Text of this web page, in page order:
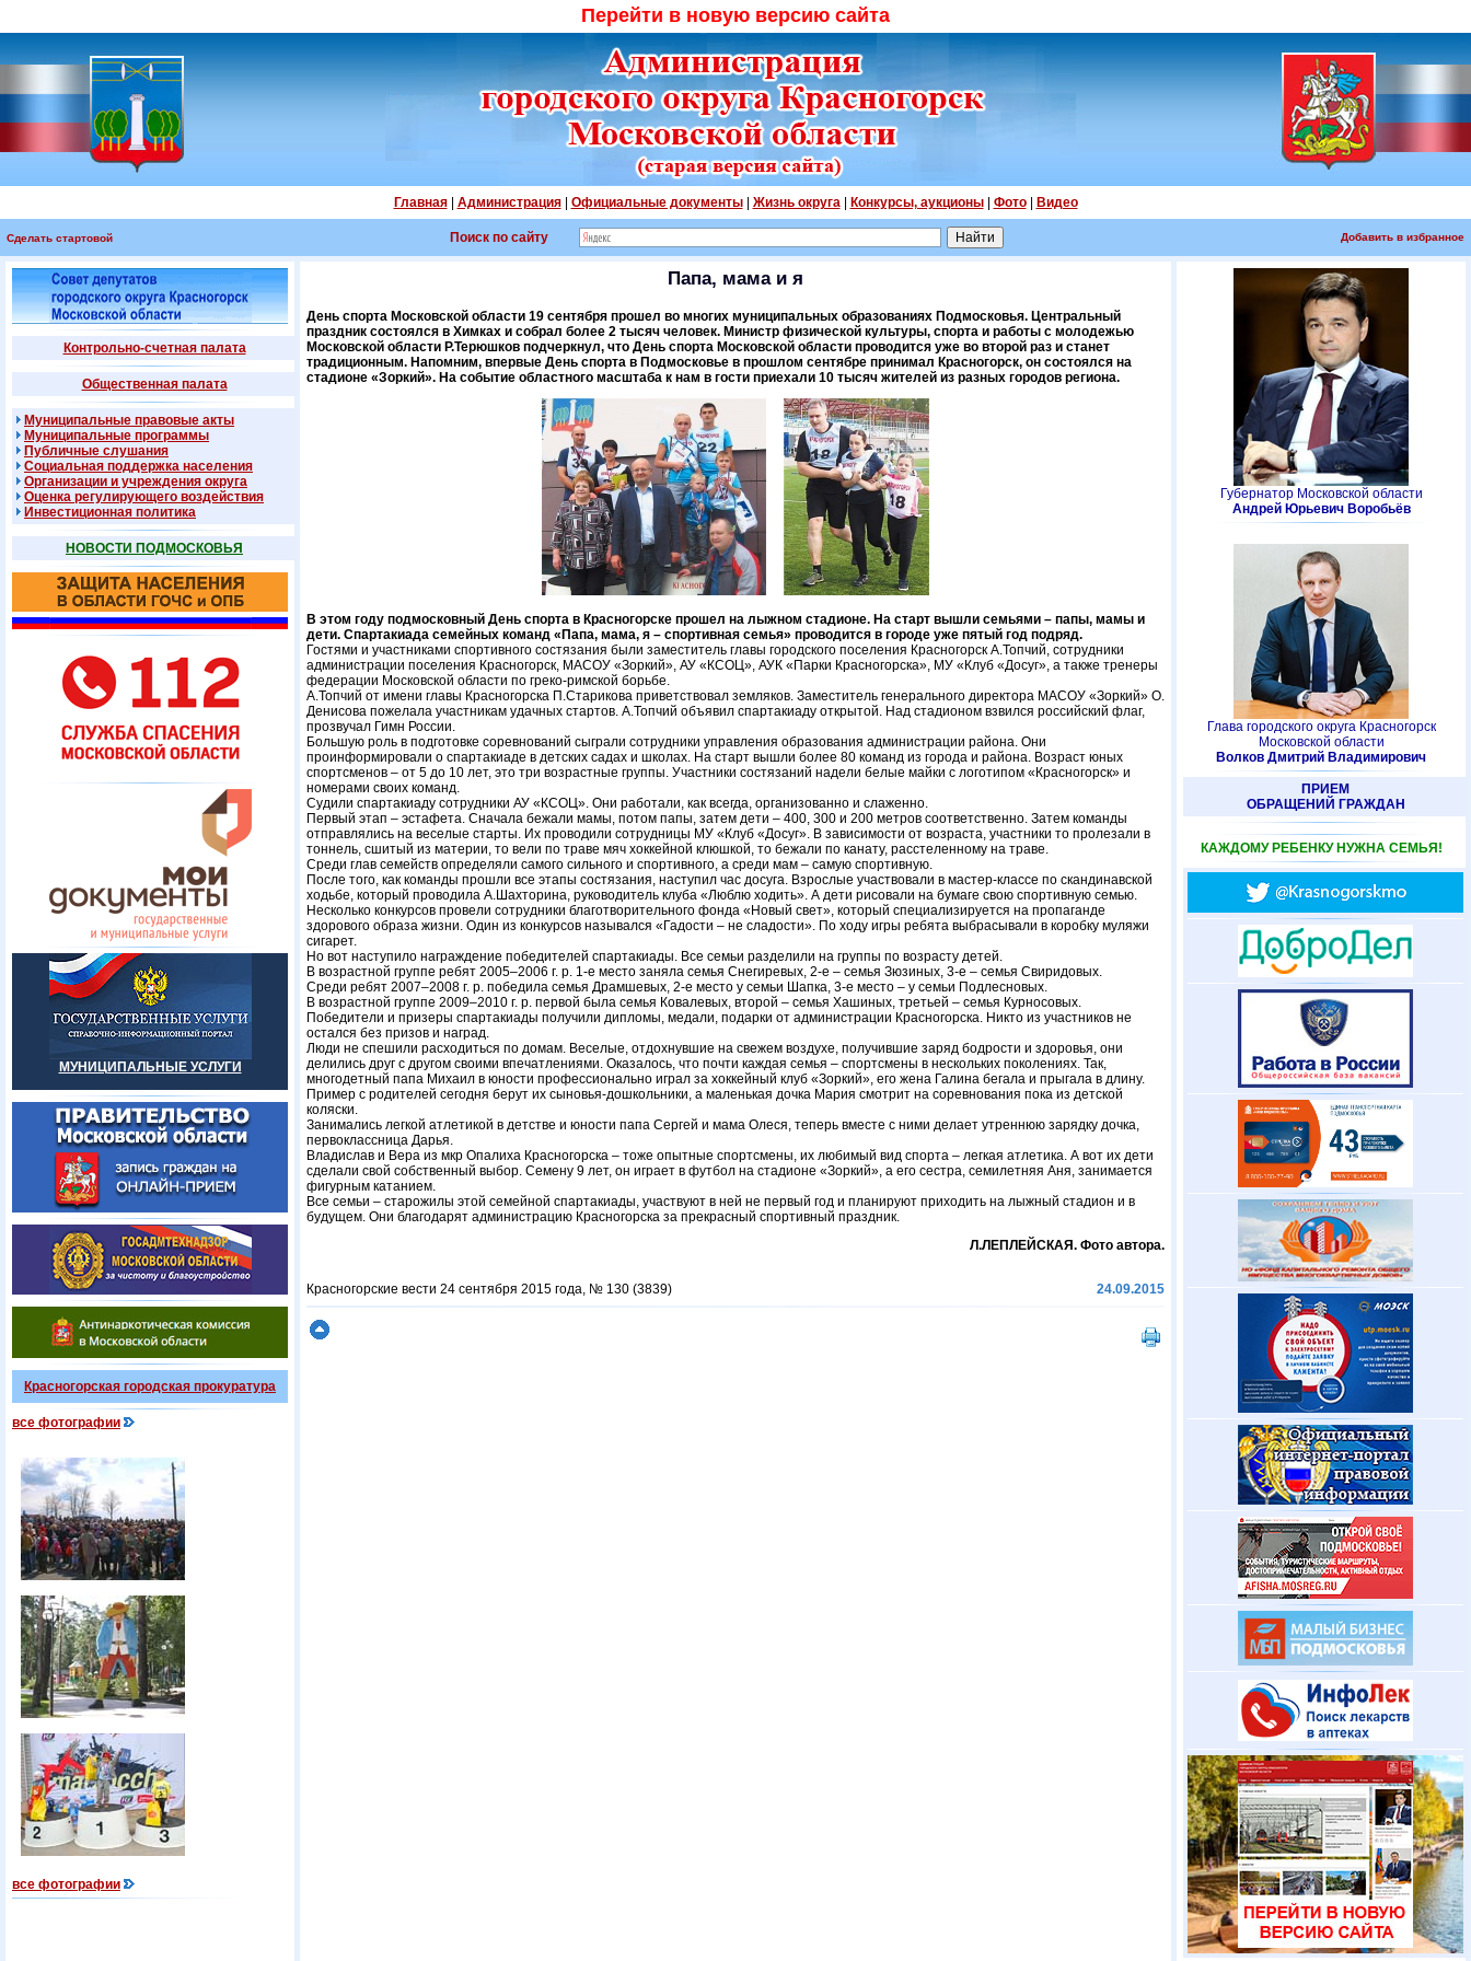
Перейти в новую версию сайта
Главная| Администрация| Официальные документы| Жизнь округа| Конкурсы, аукционы| Фото| Видео
Сделать стартовой Поиск по сайту Добавить в избранное
Контрольно-счетная палата
Общественная палата
Муниципальные правовые акты
Муниципальные программы
Публичные слушания
Социальная поддержка населения
Организации и учреждения округа
Оценка регулирующего воздействия
Инвестиционная политика
НОВОСТИ ПОДМОСКОВЬЯ
МУНИЦИПАЛЬНЫЕ УСЛУГИ
Красногорская городская прокуратура
все фотографии
все фотографии
Папа, мама и я
День спорта Московской области 19 сентября прошел во многих муниципальных образованиях Подмосковья. Центральный
праздник состоялся в Химках и собрал более 2 тысяч человек. Министр физической культуры, спорта и работы с молодежью
Московской области Р.Терюшков подчеркнул, что День спорта Московской области проводится уже во второй раз и станет
традиционным. Напомним, впервые День спорта в Подмосковье в прошлом сентябре принимал Красногорск, он состоялся на
стадионе «Зоркий». На событие областного масштаба к нам в гости приехали 10 тысяч жителей из разных городов региона.
В этом году подмосковный День спорта в Красногорске прошел на лыжном стадионе. На старт вышли семьями – папы, мамы и
дети. Спартакиада семейных команд «Папа, мама, я – спортивная семья» проводится в городе уже пятый год подряд.
Гостями и участниками спортивного состязания были заместитель главы городского поселения Красногорск А.Топчий, сотрудники
администрации поселения Красногорск, МАСОУ «Зоркий», АУ «КСОЦ», АУК «Парки Красногорска», МУ «Клуб «Досуг», а также тренеры
федерации Московской области по греко-римской борьбе.
А.Топчий от имени главы Красногорска П.Старикова приветствовал земляков. Заместитель генерального директора МАСОУ «Зоркий» О.
Денисова пожелала участникам удачных стартов. А.Топчий объявил спартакиаду открытой. Над стадионом взвился российский флаг,
прозвучал Гимн России.
Большую роль в подготовке соревнований сыграли сотрудники управления образования администрации района. Они
проинформировали о спартакиаде в детских садах и школах. На старт вышли более 80 команд из города и района. Возраст юных
спортсменов – от 5 до 10 лет, это три возрастные группы. Участники состязаний надели белые майки с логотипом «Красногорск» и
номерами своих команд.
Судили спартакиаду сотрудники АУ «КСОЦ». Они работали, как всегда, организованно и слаженно.
Первый этап – эстафета. Сначала бежали мамы, потом папы, затем дети – 400, 300 и 200 метров соответственно. Затем команды
отправлялись на веселые старты. Их проводили сотрудницы МУ «Клуб «Досуг». В зависимости от возраста, участники то пролезали в
тоннель, сшитый из материи, то вели по траве мяч хоккейной клюшкой, то бежали по канату, расстеленному на траве.
Среди глав семейств определяли самого сильного и спортивного, а среди мам – самую спортивную.
После того, как команды прошли все этапы состязания, наступил час досуга. Взрослые участвовали в мастер-классе по скандинавской
ходьбе, который проводила А.Шахторина, руководитель клуба «Люблю ходить». А дети рисовали на бумаге свою спортивную семью.
Несколько конкурсов провели сотрудники благотворительного фонда «Новый свет», который специализируется на пропаганде
здорового образа жизни. Один из конкурсов назывался «Гадости – не сладости». По ходу игры ребята выбрасывали в коробку муляжи
сигарет.
Но вот наступило награждение победителей спартакиады. Все семьи разделили на группы по возрасту детей.
В возрастной группе ребят 2005–2006 г. р. 1-е место заняла семья Снегиревых, 2-е – семья Зюзиных, 3-е – семья Свиридовых.
Среди ребят 2007–2008 г. р. победила семья Драмшевых, 2-е место у семьи Шапка, 3-е место – у семьи Подлесновых.
В возрастной группе 2009–2010 г. р. первой была семья Ковалевых, второй – семья Хашиных, третьей – семья Курносовых.
Победители и призеры спартакиады получили дипломы, медали, подарки от администрации Красногорска. Никто из участников не
остался без призов и наград.
Люди не спешили расходиться по домам. Веселые, отдохнувшие на свежем воздухе, получившие заряд бодрости и здоровья, они
делились друг с другом своими впечатлениями. Оказалось, что почти каждая семья – спортсмены в нескольких поколениях. Так,
многодетный папа Михаил в юности профессионально играл за хоккейный клуб «Зоркий», его жена Галина бегала и прыгала в длину.
Пример с родителей сегодня берут их сыновья-дошкольники, а маленькая дочка Мария смотрит на соревнования пока из детской
коляски.
Занимались легкой атлетикой в детстве и юности папа Сергей и мама Олеся, теперь вместе с ними делает утреннюю зарядку дочка,
первоклассница Дарья.
Владислав и Вера из мкр Опалиха Красногорска – тоже опытные спортсмены, их любимый вид спорта – легкая атлетика. А вот их дети
сделали свой собственный выбор. Семену 9 лет, он играет в футбол на стадионе «Зоркий», а его сестра, семилетняя Аня, занимается
фигурным катанием.
Все семьи – старожилы этой семейной спартакиады, участвуют в ней не первый год и планируют приходить на лыжный стадион и в
будущем. Они благодарят администрацию Красногорска за прекрасный спортивный праздник.
Л.ЛЕПЛЕЙСКАЯ. Фото автора.
Красногорские вести 24 сентября 2015 года, № 130 (3839) 24.09.2015
Губернатор Московской области
Андрей Юрьевич Воробьёв
Глава городского округа Красногорск
Московской области
Волков Дмитрий Владимирович
ПРИЕМ
ОБРАЩЕНИЙ ГРАЖДАН
КАЖДОМУ РЕБЕНКУ НУЖНА СЕМЬЯ!